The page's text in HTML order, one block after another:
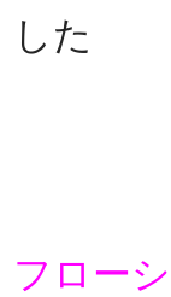
した
フロー